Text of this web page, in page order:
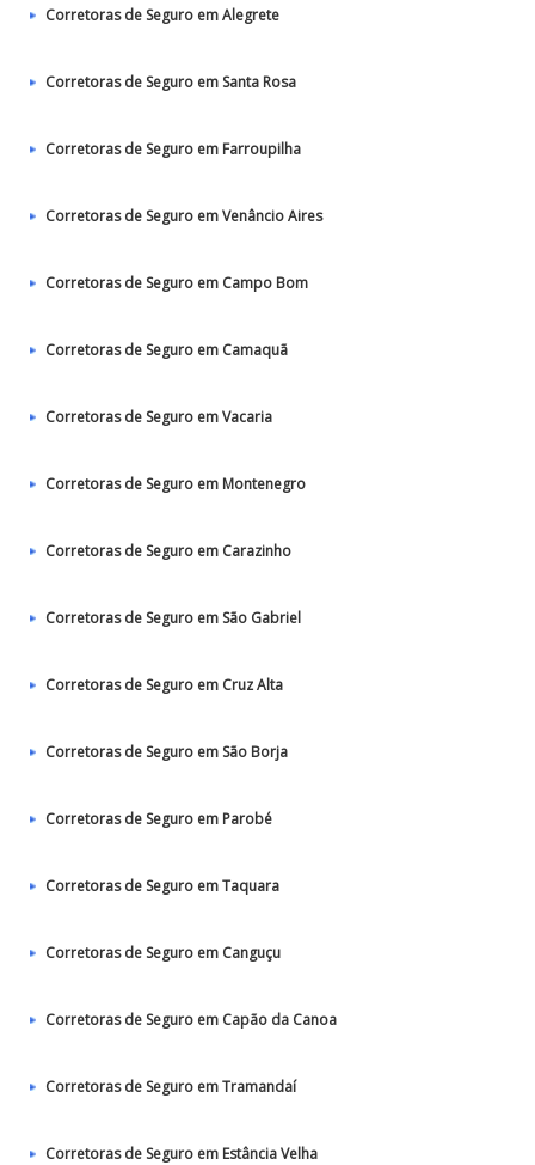
Corretoras de Seguro em Alegrete
Corretoras de Seguro em Santa Rosa
Corretoras de Seguro em Farroupilha
Corretoras de Seguro em Venâncio Aires
Corretoras de Seguro em Campo Bom
Corretoras de Seguro em Camaquã
Corretoras de Seguro em Vacaria
Corretoras de Seguro em Montenegro
Corretoras de Seguro em Carazinho
Corretoras de Seguro em São Gabriel
Corretoras de Seguro em Cruz Alta
Corretoras de Seguro em São Borja
Corretoras de Seguro em Parobé
Corretoras de Seguro em Taquara
Corretoras de Seguro em Canguçu
Corretoras de Seguro em Capão da Canoa
Corretoras de Seguro em Tramandaí
Corretoras de Seguro em Estância Velha